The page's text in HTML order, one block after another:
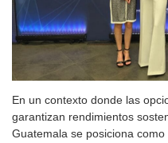
En un contexto donde las
garantizan rendimientos
Guatemala se posiciona